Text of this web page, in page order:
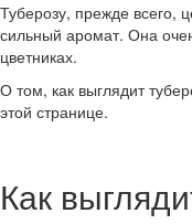
Туберозу, прежде всего,
сильный аромат. Она
цветниках.
О том, как выглядит
этой странице.
Как